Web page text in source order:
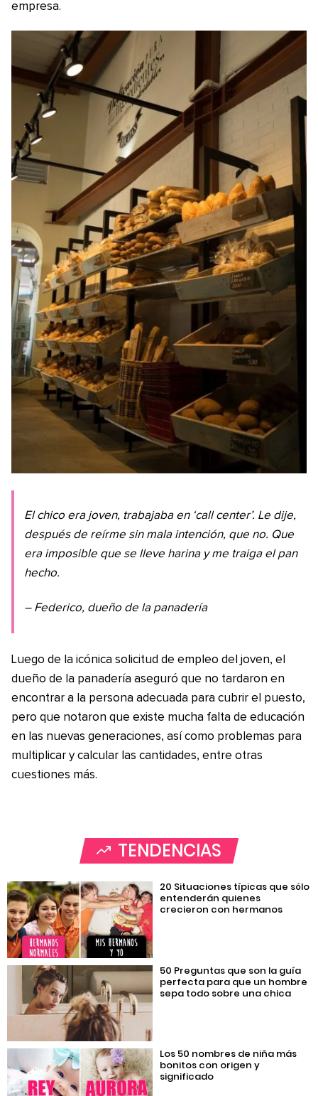
empresa.
El chico era joven, trabajaba en ‘call center’. Le dije,
después de reírme sin mala intención, que no. Que
era imposible que se lleve harina y me traiga el pan
hecho.
– Federico, dueño de la panadería
Luego de la icónica solicitud de empleo del joven, el
dueño de la panadería aseguró que no tardaron en
encontrar a la persona adecuada para cubrir el puesto,
pero que notaron que existe mucha falta de educación
en las nuevas generaciones, así como problemas para
multiplicar y calcular las cantidades, entre otras
cuestiones más.
TENDENCIAS
20 Situaciones típicas que sólo
entenderán quienes
crecieron con hermanos
50 Preguntas que son la guía
perfecta para que un hombre
sepa todo sobre una chica
Los 50 nombres de niña más
bonitos con origen y
significado